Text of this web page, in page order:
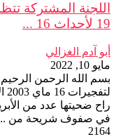
اللجنة المشتركة
19 لأحداث 16 ...
أبو آدم الغزالي
مايو 10, 2022
بسم الله الرحمن
راح ضحيتها عدد من
في صفوف شريحة من
2164